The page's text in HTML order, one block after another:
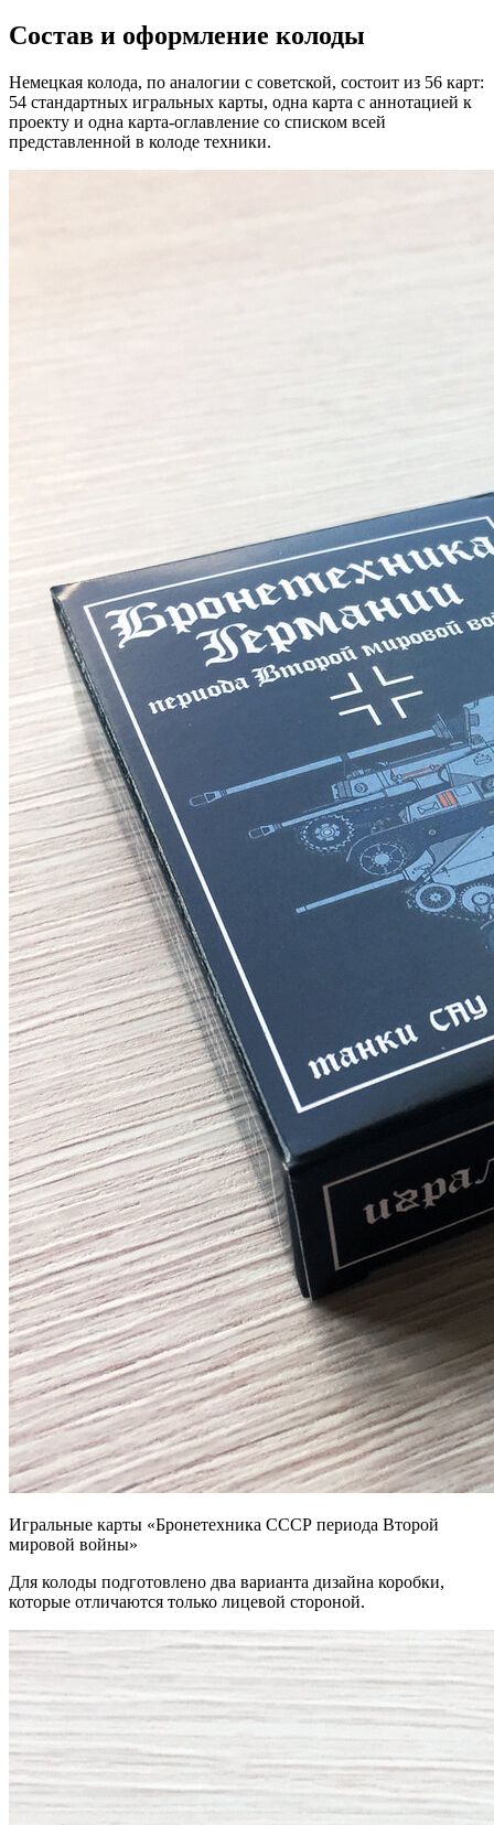
Состав и оформление колоды
Немецкая колода, по аналогии с советской, состоит из 56 карт:
54 стандартных игральных карты, одна карта с аннотацией к
проекту и одна карта-оглавление со списком всей
представленной в колоде техники.
Игральные карты «Бронетехника СССР периода Второй
мировой войны»
Для колоды подготовлено два варианта дизайна коробки,
которые отличаются только лицевой стороной.